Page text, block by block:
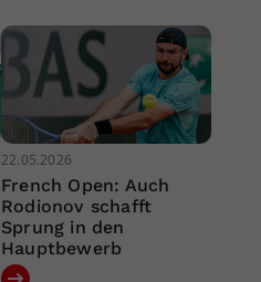
22.05.2026
French Open: Auch
Rodionov schafft
Sprung in den
Hauptbewerb